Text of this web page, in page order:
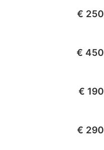
€ 250
€ 450
€ 190
€ 290